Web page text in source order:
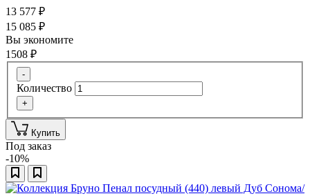
13 577 ₽
15 085 ₽
Вы экономите
1508 ₽
-
Количество
+
Купить
Под заказ
-10%